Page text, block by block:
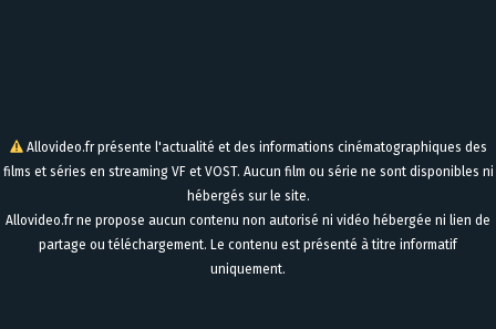
Allovideo.fr présente l'actualité et des informations cinématographiques des
films et séries en streaming VF et VOST. Aucun film ou série ne sont disponibles ni
hébergés sur le site.
Allovideo.fr ne propose aucun contenu non autorisé ni vidéo hébergée ni lien de
partage ou téléchargement. Le contenu est présenté à titre informatif
uniquement.